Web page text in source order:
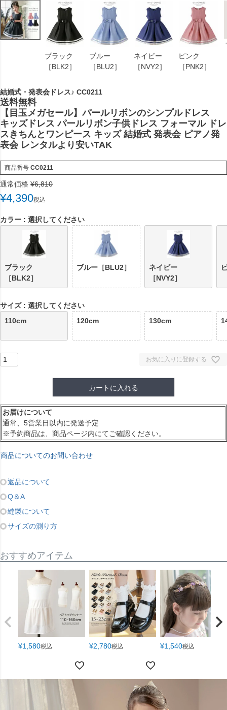
ブラック
［BLK2］
ブルー
［BLU2］
ネイビー
［NVY2］
ピンク
［PNK2］
結婚式・発表会ドレス♪ CC0211
送料無料
【目玉メガセール】パールリボンのシンプルドレス
キッズドレス パールリボン子供ドレス フォーマル ドレ
スきちんとワンピース キッズ 結婚式 発表会 ピアノ発
表会 レンタルより安いTAK
商品番号 CC0211
通常価格 ¥6,810
¥4,390税込
カラー 選択してください
ブラック
［BLK2］
ブルー［BLU2］
ネイビー
［NVY2］
サイズ
選択してください
110cm
120cm 130cm
お気に入りに登録する
カートに入れる
お届けについて
通常、5営業日以内に発送予定
※予約商品は、商品ページ内にてご確認ください。
商品についてのお問い合わせ
返品について
Q＆A
縫製について
サイズの測り方
おすすめアイテム
¥1,580税込 ¥2,780税込 ¥1,540税込